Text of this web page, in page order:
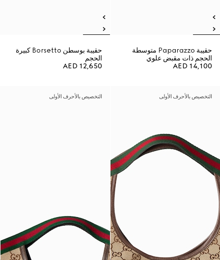
حقيبة Paparazzo متوسطة
الحجم ذات مقبض علوي
AED 14,100
حقيبة بوسطن Borsetto كبيرة
الحجم
AED 12,650
التخصيص بالأحرف الأولى التخصيص بالأحرف الأولى